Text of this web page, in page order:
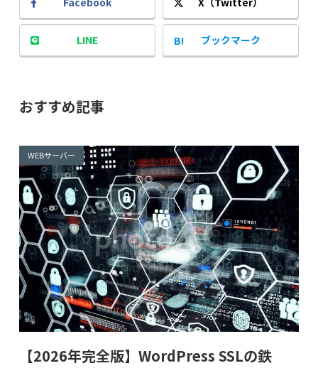
LINE ブックマーク
おすすめ記事
WEBサーバー
【2026年完全版】WordPress SSLの鉄